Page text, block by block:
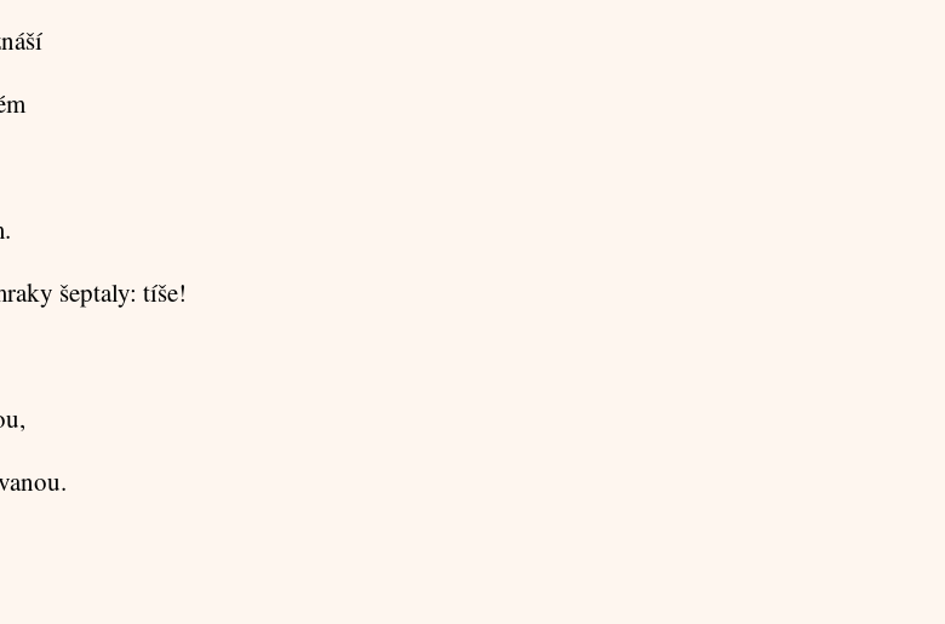
šeptaly: tíše!